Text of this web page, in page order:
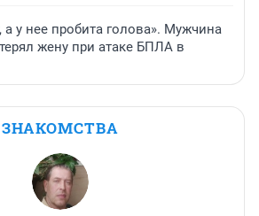
у нее пробита голова». Мужчина
жену при атаке БПЛА в
ЗНАКОМСТВА